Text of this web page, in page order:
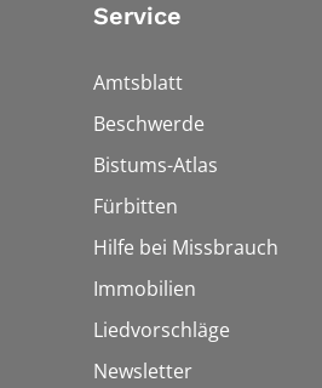
Service
Amtsblatt
Beschwerde
Bistums-Atlas
Fürbitten
Hilfe bei Missbrauch
Immobilien
Liedvorschläge
Newsletter